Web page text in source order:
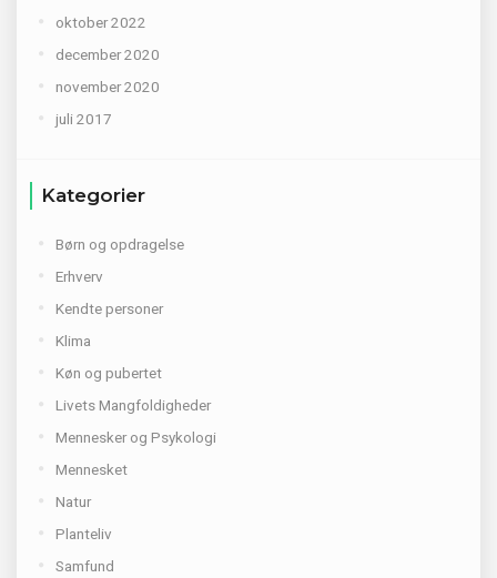
oktober 2022
december 2020
november 2020
juli 2017
Kategorier
Børn og opdragelse
Erhverv
Kendte personer
Klima
Køn og pubertet
Livets Mangfoldigheder
Mennesker og Psykologi
Mennesket
Natur
Planteliv
Samfund